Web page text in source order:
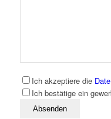
Ich akzeptiere die
Ich bestätige ein
Bitte lassen Sie dieses Feld